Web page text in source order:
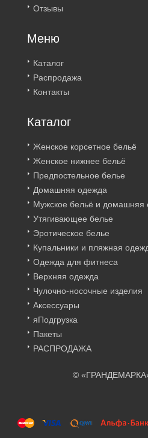
Отзывы
Меню
Каталог
Распродажа
Контакты
Каталог
Женское корсетное бельё
Женское нижнее бельё
Предпостельное белье
Домашняя одежда
Мужское бельё и домашняя
Утягивающее белье
Эротическое белье
Купальники и пляжная
Одежда для фитнеса
Верхняя одежда
Чулочно-носочные изделия
Аксессуары
яПодгрузка
Пакеты
РАСПРОДАЖА
©